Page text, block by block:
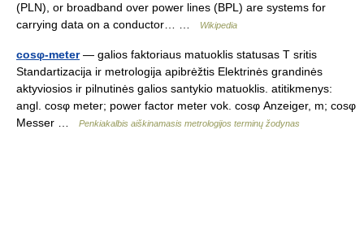
(PLN), or broadband over power lines (BPL) are systems for
carrying data on a conductor… …
Wikipedia
cosφ-meter— galios faktoriaus matuoklis statusas T sritis
Standartizacija ir metrologija apibrėžtis Elektrinės grandinės
aktyviosios ir pilnutinės galios santykio matuoklis. atitikmenys:
angl. cosφ meter; power factor meter vok. cosφ Anzeiger, m; cosφ
Messer …
Penkiakalbis aiškinamasis metrologijos terminų žodynas